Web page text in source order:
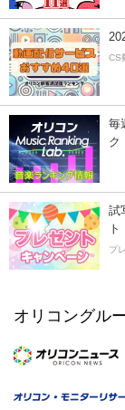
CS
毎
ク
試
ト
プ
オリコングル